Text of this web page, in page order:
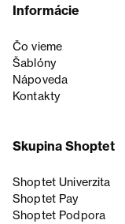
Informácie
Čo vieme
Šablóny
Nápoveda
Kontakty
Skupina Shoptet
Shoptet Univerzita
Shoptet Pay
Shoptet Podpora